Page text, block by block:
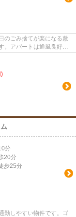
のごみ捨てが楽になる敷
。アパートは通風良好な
)
分
20分
歩25分
勤しやすい物件です。ゴ